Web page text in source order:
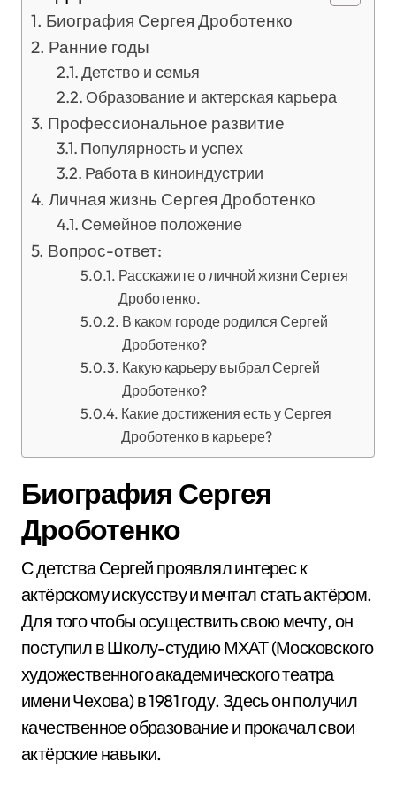
Биография Сергея Дроботенко
Ранние годы
Детство и семья
Образование и актерская карьера
Профессиональное развитие
Популярность и успех
Работа в киноиндустрии
Личная жизнь Сергея Дроботенко
Семейное положение
Вопрос-ответ:
Расскажите о личной жизни Сергея
Дроботенко.
В каком городе родился Сергей
Дроботенко?
Какую карьеру выбрал Сергей
Дроботенко?
Какие достижения есть у Сергея
Дроботенко в карьере?
Биография Сергея
Дроботенко
С детства Сергей проявлял интерес к
актёрскому искусству и мечтал стать актёром.
Для того чтобы осуществить свою мечту, он
поступил в Школу-студию МХАТ (Московского
художественного академического театра
имени Чехова) в 1981 году. Здесь он получил
качественное образование и прокачал свои
актёрские навыки.